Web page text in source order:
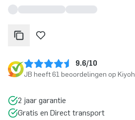
9.6/10
JB heeft 61 beoordelingen op Kiyoh
2 jaar garantie
Gratis en Direct transport